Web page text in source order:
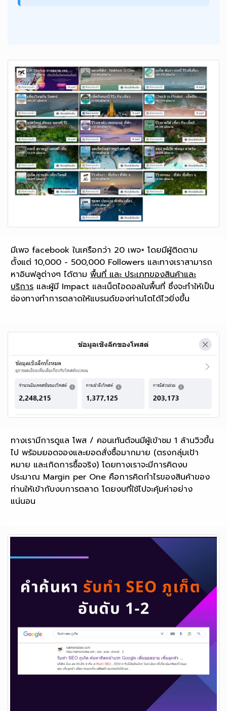
มีเพจ facebook ในเครือกว่า 20 เพจ+ โดยมีผู้ติดตาม
ตั้งแต่ 10,000 - 500,000 Followers และทางเราสามารถ
หาอินฟลูต่างๆ ได้ตาม พื้นที่ และ ประเภทของสินค้าและ
บริการ และผู้มี Impact และเน็ตไอดอลในพื้นที่ ซึ่งจะทำให้เป็น
ช่องทางทำการตลาดให้แบรนด์ของท่านโตได้ไวยิ่งขึ้น
ทางเรามีการดูแล โพส / คอนเท้นต์จนมีผู้เข้าชม 1 ล้านวิวขึ้น
ไป พร้อมยอดจองและยอดสั่งซื้อมากมาย (ตรงกลุ่มเป้า
หมาย และเกิดการซื้อจริง) โดยทางเราจะมีการคิดงบ
ประมาณ Margin per One คือการคิดกำไรของสินค้าของ
ท่านให้เข้ากับงบการตลาด โดยงบที่ใช้ไปจะคุ้มค่าอย่าง
แน่นอน